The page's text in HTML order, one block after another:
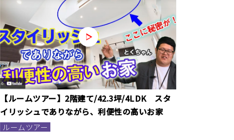
【ルームツアー】2階建て/42.3坪/4LDK スタ
イリッシュでありながら、利便性の高いお家
ルームツアー